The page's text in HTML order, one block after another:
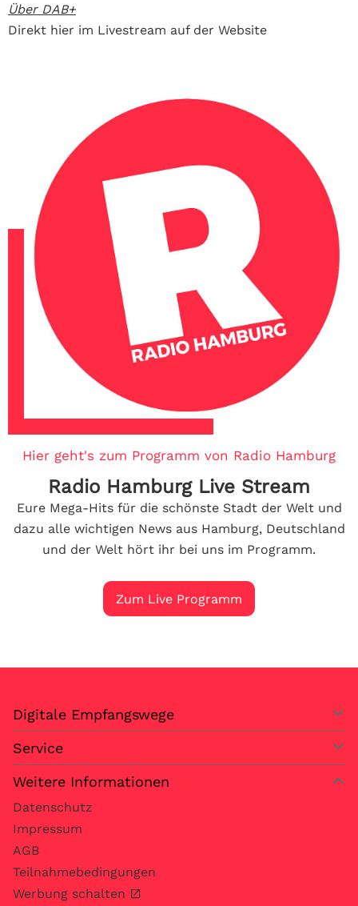
Über DAB+
Direkt hier im Livestream auf der Website
Hier geht's zum Programm von Radio Hamburg
Radio Hamburg Live Stream
Eure Mega-Hits für die schönste Stadt der Welt und
dazu alle wichtigen News aus Hamburg, Deutschland
und der Welt hört ihr bei uns im Programm.
Zum Live Programm
Digitale Empfangswege
Service
Weitere Informationen
Datenschutz
Impressum
AGB
Teilnahmebedingungen
Werbung schalten